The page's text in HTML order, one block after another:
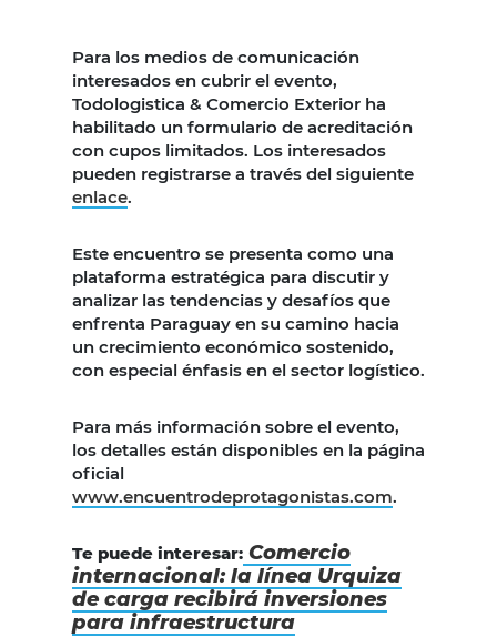
Para los medios de comunicación
interesados en cubrir el evento,
Todologistica & Comercio Exterior ha
habilitado un formulario de acreditación
con cupos limitados. Los interesados
pueden registrarse a través del siguiente
enlace.
Este encuentro se presenta como una
plataforma estratégica para discutir y
analizar las tendencias y desafíos que
enfrenta Paraguay en su camino hacia
un crecimiento económico sostenido,
con especial énfasis en el sector logístico.
Para más información sobre el evento,
los detalles están disponibles en la página
oficial
www.encuentrodeprotagonistas.com.
Te puede interesar: Comercio
internacional: la línea Urquiza
de carga recibirá inversiones
para infraestructura